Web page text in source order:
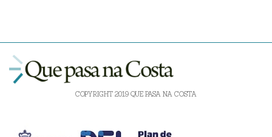
COPYRIGHT 2019 QUE PASA NA COSTA